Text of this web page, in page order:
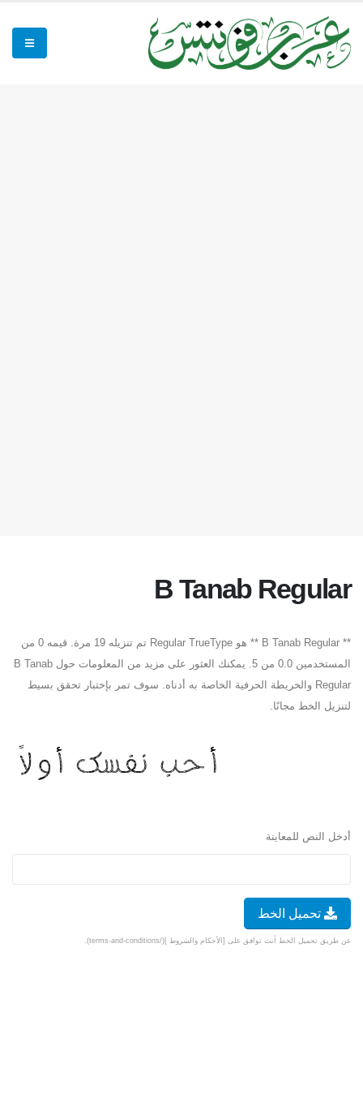
B Tanab Regular
** B Tanab Regular ** هو Regular TrueType تم تنزيله 19 مرة. قيمه 0 من
المستخدمين 0.0 من 5. يمكنك العثور على مزيد من المعلومات حول B Tanab
Regular والخريطة الحرفية الخاصة به أدناه. سوف تمر بإختبار تحقق بسيط
لتنزيل الخط مجانًا.
أدخل النص للمعاينة
تحميل الخط
عن طريق تحميل الخط أنت توافق على [الأحكام والشروط ](/terms-and-conditions).